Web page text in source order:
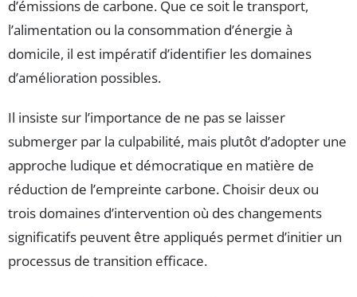
d’émissions de carbone. Que ce soit le transport,
l’alimentation ou la consommation d’énergie à
domicile, il est impératif d’identifier les domaines
d’amélioration possibles.
Il insiste sur l’importance de ne pas se laisser
submerger par la culpabilité, mais plutôt d’adopter une
approche ludique et démocratique en matière de
réduction de l’empreinte carbone. Choisir deux ou
trois domaines d’intervention où des changements
significatifs peuvent être appliqués permet d’initier un
processus de transition efficace.